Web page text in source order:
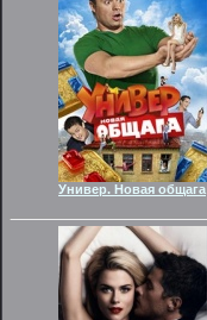
Универ. Новая общага